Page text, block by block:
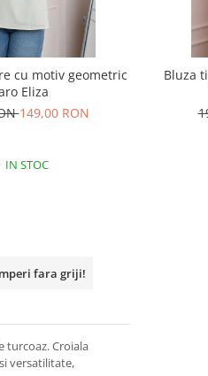
cu motiv geometric
Eliza
149,00 RON
IN STOC
Bluza
fara griji!
turcoaz. Croiala
versatilitate,